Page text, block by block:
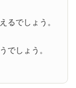
るでしょう。
でしょう。